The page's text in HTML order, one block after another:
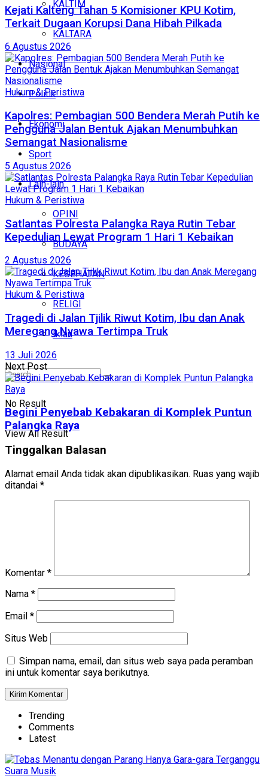
KALTIM
KALTARA
Nasional
Politik
Ekonomi
Sport
Lain-lain
OPINI
BUDAYA
KESEHATAN
RELIGI
Iklan
No Result
View All Result
Kejati Kalteng Tahan 5 Komisioner KPU Kotim,
Terkait Dugaan Korupsi Dana Hibah Pilkada
6 Agustus 2026
Hukum & Peristiwa
Kapolres: Pembagian 500 Bendera Merah Putih ke
Pengguna Jalan Bentuk Ajakan Menumbuhkan
Semangat Nasionalisme
5 Agustus 2026
Hukum & Peristiwa
Satlantas Polresta Palangka Raya Rutin Tebar
Kepedulian Lewat Program 1 Hari 1 Kebaikan
2 Agustus 2026
Hukum & Peristiwa
Tragedi di Jalan Tjilik Riwut Kotim, Ibu dan Anak
Meregang Nyawa Tertimpa Truk
13 Juli 2026
Next Post
Begini Penyebab Kebakaran di Komplek Puntun
Palangka Raya
Tinggalkan Balasan
Alamat email Anda tidak akan dipublikasikan. Ruas yang wajib
ditandai *
Komentar *
Nama *
Email *
Situs Web
Simpan nama, email, dan situs web saya pada peramban
ini untuk komentar saya berikutnya.
Trending
Comments
Latest